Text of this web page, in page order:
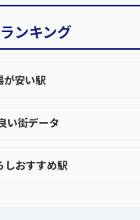
ンキング
が安い駅
い街データ
しおすすめ駅